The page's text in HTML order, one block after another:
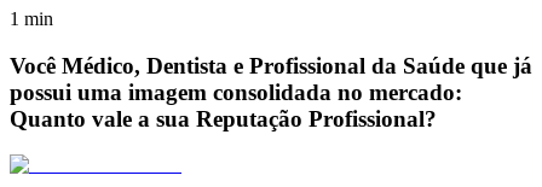
1 min
Você Médico, Dentista e Profissional da Saúde que já
possui uma imagem consolidada no mercado:
Quanto vale a sua Reputação Profissional?